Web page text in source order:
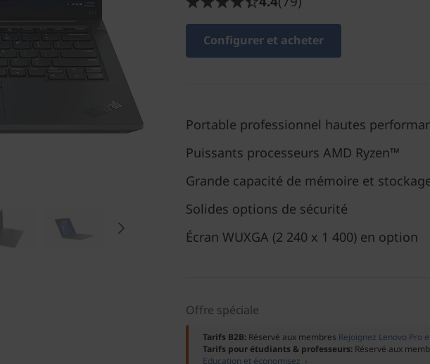
Configurer et acheter
Portable professionnel hautes
Puissants processeurs AMD Ryzen™
Grande capacité de mémoire et
Solides options de sécurité
Écran WUXGA (2 240 x 1 400) en option
Offre spéciale
Tarifs B2B: Réservé aux membres Rejoignez Lenovo Pro
Tarifs pour étudiants & professeurs: Réservé aux
Education et économisez ›